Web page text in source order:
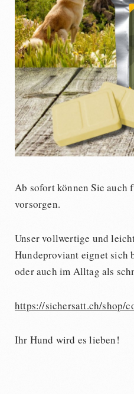
Ab sofort können Sie
vorsorgen.
Unser vollwertige und
Hundeproviant eignet sich
oder auch im Alltag als
https://sichersatt.ch/shop/
Ihr Hund wird es lieben!